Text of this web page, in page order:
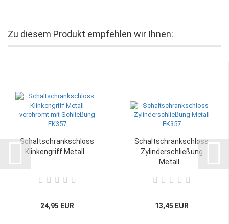
Zu diesem Produkt empfehlen wir Ihnen:
Schaltschrankschloss
Klinkengriff Metall...
24,95 EUR
Schaltschrankschloss
Zylinderschließung
Metall...
13,45 EUR